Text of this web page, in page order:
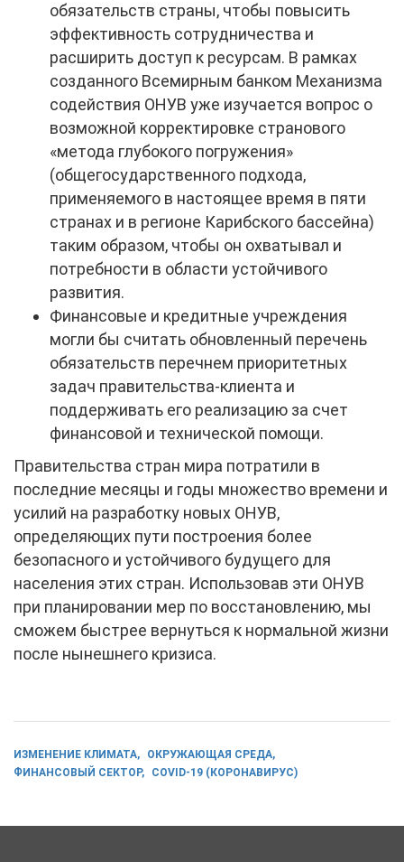
обязательств страны, чтобы повысить
эффективность сотрудничества и
расширить доступ к ресурсам. В рамках
созданного Всемирным банком Механизма
содействия ОНУВ уже изучается вопрос о
возможной корректировке странового
«метода глубокого погружения»
(общегосударственного подхода,
применяемого в настоящее время в пяти
странах и в регионе Карибского бассейна)
таким образом, чтобы он охватывал и
потребности в области устойчивого
развития.
Финансовые и кредитные учреждения
могли бы считать обновленный перечень
обязательств перечнем приоритетных
задач правительства-клиента и
поддерживать его реализацию за счет
финансовой и технической помощи.
Правительства стран мира потратили в
последние месяцы и годы множество времени и
усилий на разработку новых ОНУВ,
определяющих пути построения более
безопасного и устойчивого будущего для
населения этих стран. Использовав эти ОНУВ
при планировании мер по восстановлению, мы
сможем быстрее вернуться к нормальной жизни
после нынешнего кризиса.
ИЗМЕНЕНИЕ КЛИМАТА
ОКРУЖАЮЩАЯ СРЕДА
ФИНАНСОВЫЙ СЕКТОР
COVID-19 (КОРОНАВИРУС)